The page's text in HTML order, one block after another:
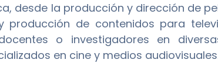
desde la producción y dirección de
de contenidos para
o investigadores en
en cine y medios